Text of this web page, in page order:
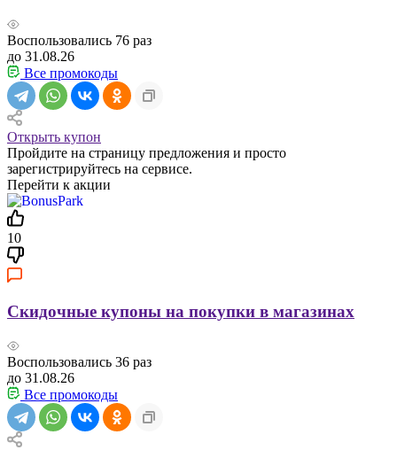
Воспользовались 76 раз
до 31.08.26
Все промокоды
Открыть купон
Пройдите на страницу предложения и просто
зарегистрируйтесь на сервисе.
Перейти к акции
10
Скидочные купоны на покупки в магазинах
Воспользовались 36 раз
до 31.08.26
Все промокоды